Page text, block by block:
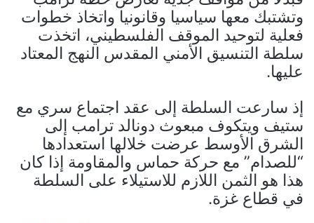
وتشتبك معها سياسيا وقانونيا واتخاذ خطوات
فعلية لتوحيد الموقف الفلسطيني، اتخذت
سلطة التنسيق الأمني المقدس النهج المعتاد
عليها.
إذ سارعت السلطة إلى عقد اجتماع سري مع
ستيف ويتكوف مبعوث دونالد ترامب إلى
الشرق الأوسط عرضت خلالها استعدادها
“للصدام” مع حركة حماس والمقاومة إذا كان
هذا هو الثمن اللازم للاستيلاء على السلطة
في قطاع غزة.